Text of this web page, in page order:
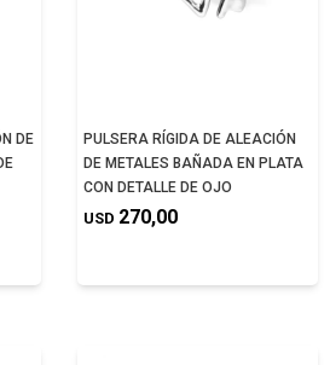
DE
PULSERA RÍGIDA DE ALEACIÓN
DE METALES BAÑADA EN PLATA
CON DETALLE DE OJO
USD 270,00